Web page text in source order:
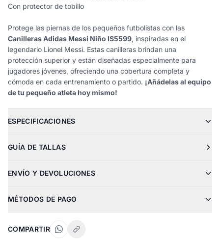
Con protector de tobillo
Protege las piernas de los pequeños futbolistas con las
Canilleras Adidas Messi Niño IS5599, inspiradas en el
legendario Lionel Messi. Estas canilleras brindan una
protección superior y están diseñadas especialmente para
jugadores jóvenes, ofreciendo una cobertura completa y
cómoda en cada entrenamiento o partido. ¡Añádelas al equipo
de tu pequeño atleta hoy mismo!
ESPECIFICACIONES
GUÍA DE TALLAS
ENVÍO Y DEVOLUCIONES
MÉTODOS DE PAGO
COMPARTIR